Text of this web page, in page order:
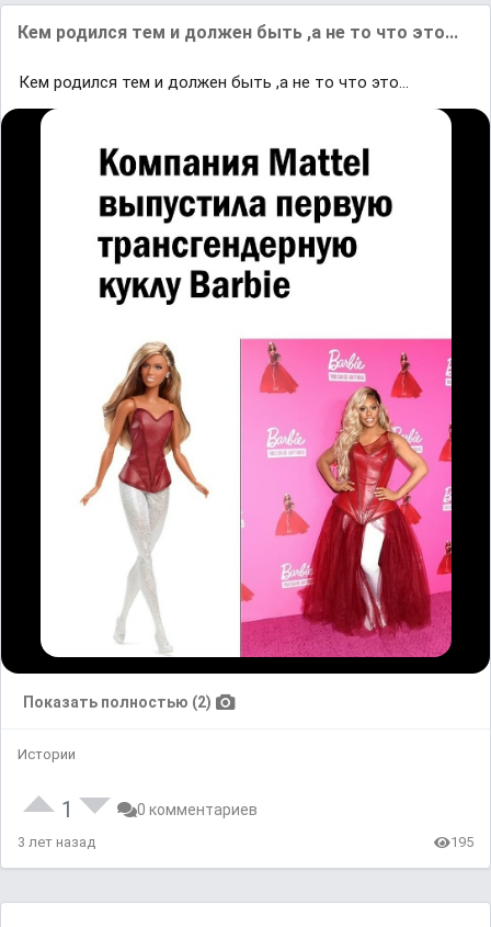
Кем родился тем и должен быть ,а не то что это...
Кем родился тем и должен быть ,а не то что это...
Показать полностью (2)
Истории
1 0 комментариев
3 лет назад 195